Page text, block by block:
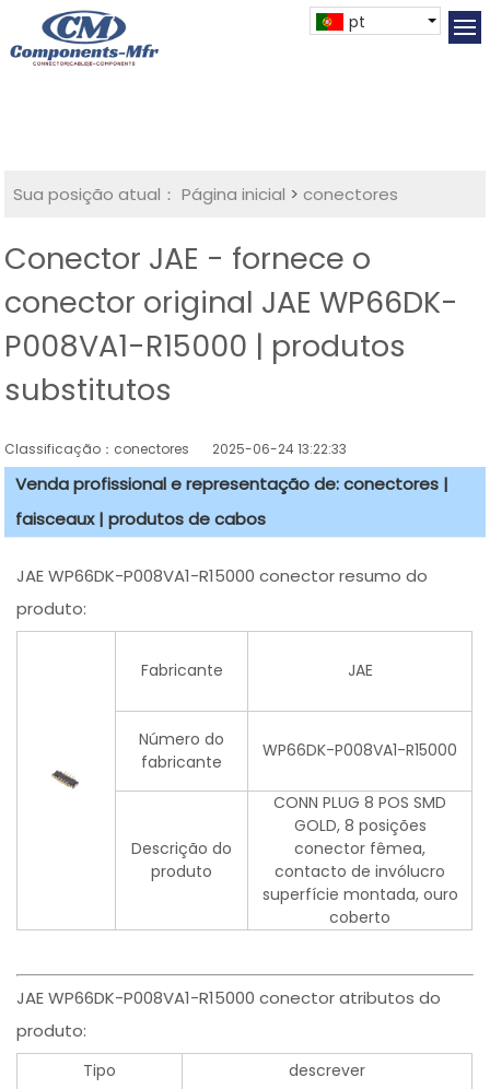
pt
Sua posição atual： Página inicial >conectores
Conector JAE - fornece o
conector original JAE WP66DK-
P008VA1-R15000 | produtos
substitutos
Classificação：conectores 2025-06-24 13:22:33
Venda profissional e representação de: conectores |
faisceaux | produtos de cabos
JAE WP66DK-P008VA1-R15000 conector resumo do
produto:
Fabricante JAE
Número do
fabricante
WP66DK-P008VA1-R15000
Descrição do
produto
CONN PLUG 8 POS SMD
GOLD, 8 posições
conector fêmea,
contacto de invólucro
superfície montada, ouro
coberto
JAE WP66DK-P008VA1-R15000 conector atributos do
produto:
Tipo descrever